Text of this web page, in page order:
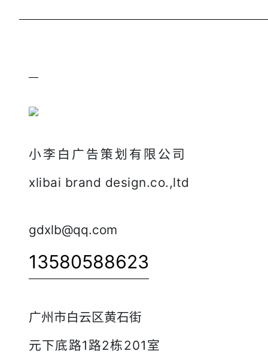
小李白广告策划有限公司
xlibai brand design.co.,ltd
gdxlb@qq.com
13580588623
广州市白云区黄石街
元下底路1路2栋201室